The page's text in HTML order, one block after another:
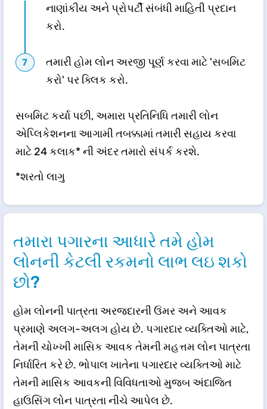
નાણાંકીય અને પ્રોપર્ટી સંબંધી માહિતી પ્રદાન
કરો.
તમારી હોમ લોન અરજી પૂર્ણ કરવા માટે 'સબમિટ
કરો' પર ક્લિક કરો.
સબમિટ કર્યા પછી, અમારા પ્રતિનિધિ તમારી લોન
એપ્લિકેશનના આગામી તબક્કામાં તમારી સહાય કરવા
માટે 24 કલાક* ની અંદર તમારો સંપર્ક કરશે.
*શરતો લાગુ
તમારા પગારના આધારે તમે હોમ
લોનની કેટલી રકમનો લાભ લઇ શકો
છો?
હોમ લોનની પાત્રતા અરજદારની ઉંમર અને આવક
પ્રમાણે અલગ-અલગ હોય છે. પગારદાર વ્યક્તિઓ માટે,
તેમની ચોખ્ખી માસિક આવક તેમની મહત્તમ લોન પાત્રતા
નિર્ધારિત કરે છે. ભોપાલ ખાતેના પગારદાર વ્યક્તિઓ માટે
તેમની માસિક આવકની વિવિધતાઓ મુજબ અંદાજિત
હાઉસિંગ લોન પાત્રતા નીચે આપેલ છે.